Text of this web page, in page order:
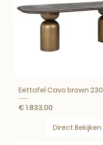
Eettafel Cavo brown 230
Prijs
€ 1.833,00
Direct Bekijken